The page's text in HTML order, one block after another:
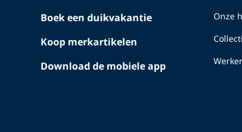
Boek een duikvakantie
Koop merkartikelen
Download de mobiele app
Onze